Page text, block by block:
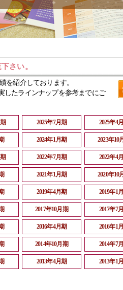
さい。
を紹介しております。
したラインナップを参考までにご
2025年7月期 2025年4
2024年1月期 2023年10
2022年7月期 2022年4
2021年1月期 2020年10
2019年4月期 2019年1
2017年10月期 2017年7
2016年4月期 2016年1
2014年10月期 2014年7
2013年4月期 2013年1